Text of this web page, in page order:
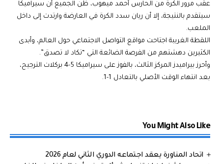
عقب مرور الكرة من الحارس أحمد ميهوب، ظن الجميع أن سيراميكا
سيتقدم بالنتيجة، إلا أن ريان سدد الكرة في العارضة وارتدت إلى داخل
الملعب.
اللقطة الغريبة اجتاحت مواقع التواصل الاجتماعي حول العالم، وأبدى
الكثيرين دهشتهم من الفرصة الضائعة التي “تكاد لا تصدق”.
وأحرز بيراميدز المركز الثالث، بالفوز على سيراميكا 5-4 بركلات الترجيح،
بعد انتهاء الوقت الأصلي بالتعادل 1-1.
You Might Also Like
اتحاد المناورة يعقد اجتماعه الدوري الثاني لعام 2026